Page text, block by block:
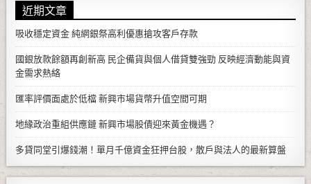
近期文章
吸收穩定資金 純網銀祭高利優惠搶攻客戶存款
國銀放款餘額再創新高 民企備貨與個人借貸雙強勁 反映經濟動能與資
金需求熱絡
匯率評價面處於低檔 新興市場貨幣升值空間可期
地緣政治重組供應鏈 新興市場股債迎來黃金機遇？
多貸同堂引爆錢潮！單月千億資金狂押台股，散戶與法人的最新算盤